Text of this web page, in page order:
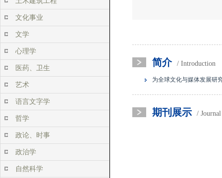
文化事业
文学
心理学
医药、卫生
艺术
语言文字学
哲学
政论、时事
政治学
自然科学
简介 / Introduction
为全球文化与媒体发展研
期刊展示 /